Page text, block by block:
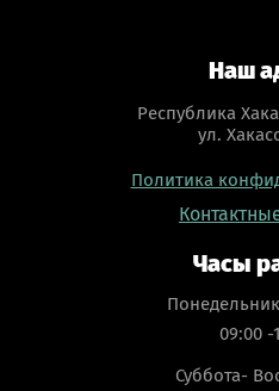
Наш
Республика
ул.
Политика
Часы
09:00 -
Суббота-